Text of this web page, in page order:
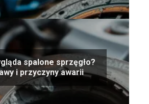
spalone sprzęgło?
i przyczyny awarii